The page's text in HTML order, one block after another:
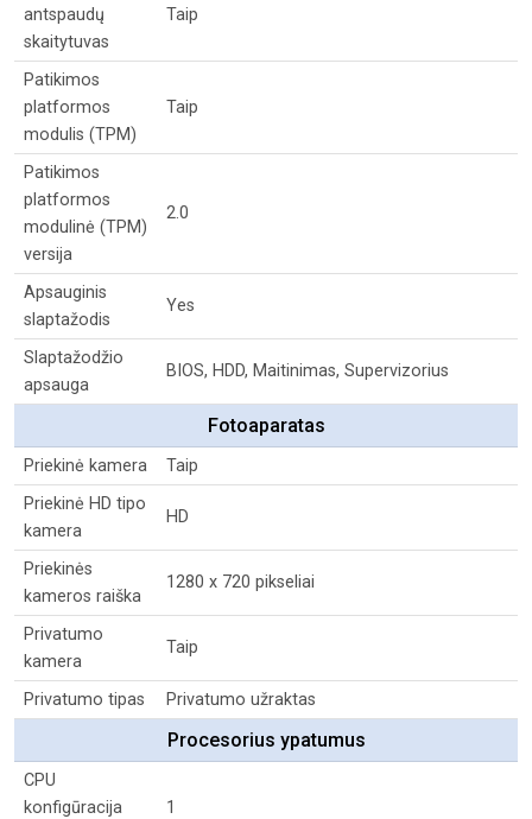
antspaudų
skaitytuvas
Taip
Patikimos
platformos
modulis (TPM)
Taip
Patikimos
platformos
modulinė (TPM)
versija
2.0
Apsauginis
slaptažodis
Yes
Slaptažodžio
apsauga
BIOS, HDD, Maitinimas, Supervizorius
Fotoaparatas
Priekinė kamera
Taip
Priekinė HD tipo
kamera
HD
Priekinės
kameros raiška
1280 x 720 pikseliai
Privatumo
kamera
Taip
Privatumo tipas Privatumo užraktas
Procesorius ypatumus
CPU
konfigūracija
1